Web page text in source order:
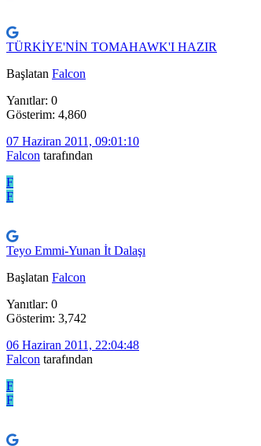
TÜRKİYE'NİN TOMAHAWK'I HAZIR
Başlatan Falcon
Yanıtlar: 0
Gösterim: 4,860
07 Haziran 2011, 09:01:10
Falcon tarafından
F
F
Teyo Emmi-Yunan İt Dalaşı
Başlatan Falcon
Yanıtlar: 0
Gösterim: 3,742
06 Haziran 2011, 22:04:48
Falcon tarafından
F
F